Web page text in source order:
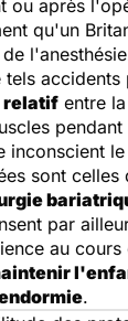
ou après
qu'un
tels accidents
relatif entre
inconscient
sont celles
par
au cours
.